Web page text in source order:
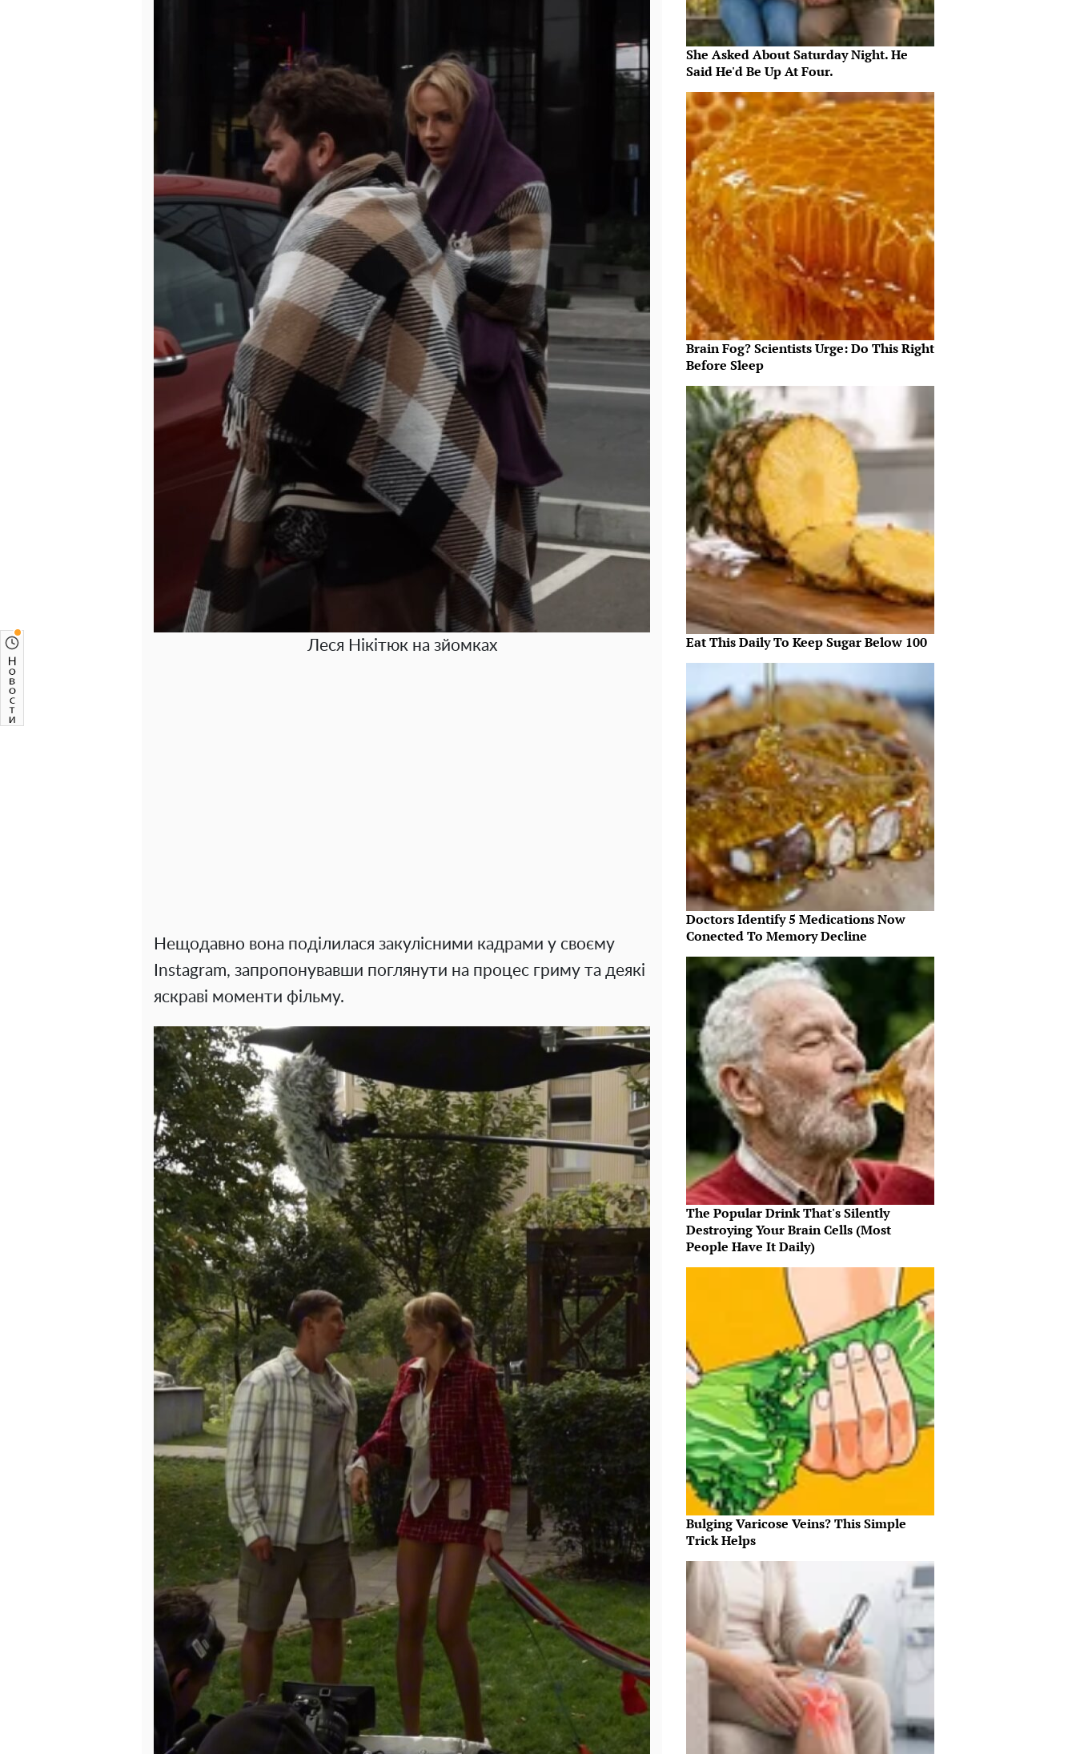
Леся Нікітюк на зйомках
Нещодавно вона поділилася закулісними кадрами у своєму
Instagram, запропонувавши поглянути на процес гриму та деякі
яскраві моменти фільму.
She Asked About Saturday Night. He
Said He'd Be Up At Four.
Brain Fog? Scientists Urge: Do This Right
Before Sleep
Eat This Daily To Keep Sugar Below 100
Doctors Identify 5 Medications Now
Conected To Memory Decline
The Popular Drink That's Silently
Destroying Your Brain Cells (Most
People Have It Daily)
Bulging Varicose Veins? This Simple
Trick Helps